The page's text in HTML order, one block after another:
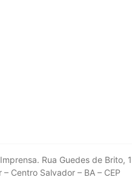
Rua Guedes de Brito, 1
Centro Salvador – BA – CEP